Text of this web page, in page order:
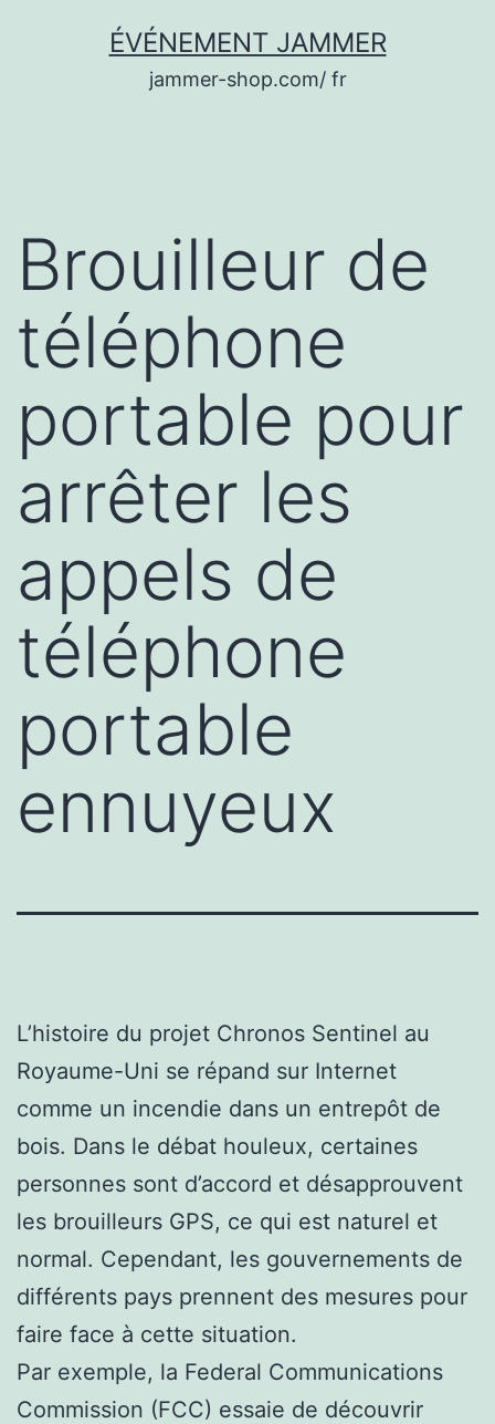
ÉVÉNEMENT JAMMER
jammer-shop.com/ fr
Brouilleur de
téléphone
portable pour
arrêter les
appels de
téléphone
portable
ennuyeux
L’histoire du projet Chronos Sentinel au
Royaume-Uni se répand sur Internet
comme un incendie dans un entrepôt de
bois. Dans le débat houleux, certaines
personnes sont d’accord et désapprouvent
les brouilleurs GPS, ce qui est naturel et
normal. Cependant, les gouvernements de
différents pays prennent des mesures pour
faire face à cette situation.
Par exemple, la Federal Communications
Commission (FCC) essaie de découvrir